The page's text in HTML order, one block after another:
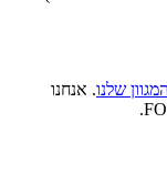
שלנו. אנחנו